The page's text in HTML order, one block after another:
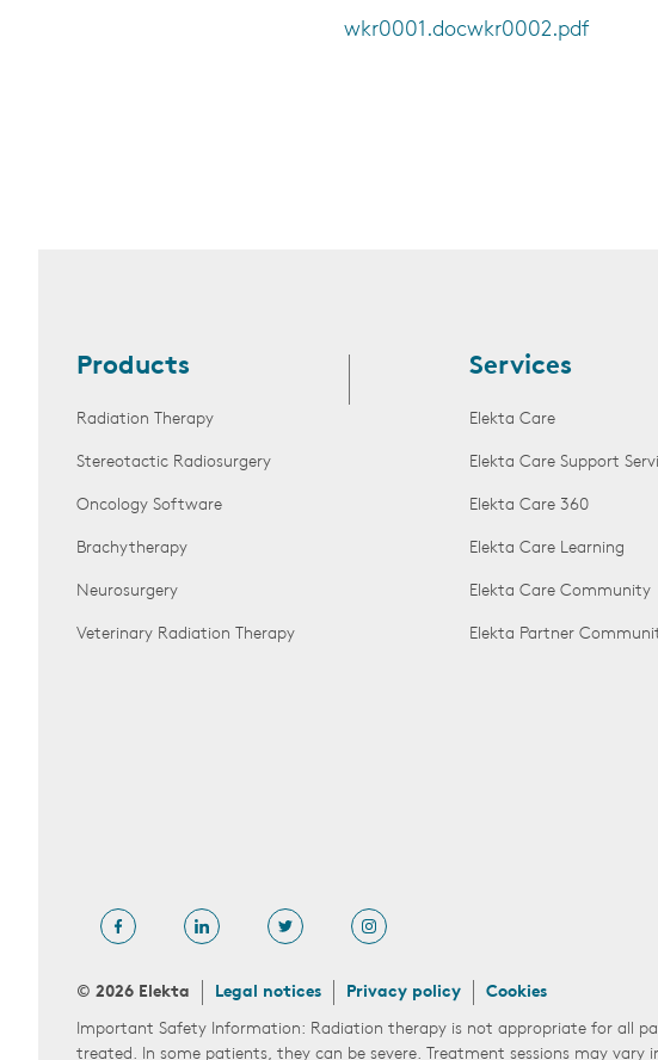
wkr0001.docwkr0002.pdf
Products
Radiation Therapy
Stereotactic Radiosurgery
Oncology Software
Brachytherapy
Neurosurgery
Veterinary Radiation Therapy
Services
Elekta Care
Elekta Care Support
Elekta Care 360
Elekta Care Learning
Elekta Care Community
Elekta Partner
© 2026 Elekta Legal notices Privacy policy Cookies
Important Safety Information: Radiation therapy is not appropriate for all
treated. In some patients, they can be severe. Treatment sessions may